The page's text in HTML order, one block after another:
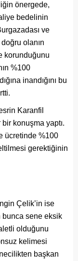
önergede,
bedelinin
ve
doğru olanın
korunduğunu
%100
inandığını bu
Karanfil
konuşma yaptı.
ücretinde %100
gerektiğinin
Çelik’in ise
bunca sene eksik
olduğunu
kelimesi
başkan